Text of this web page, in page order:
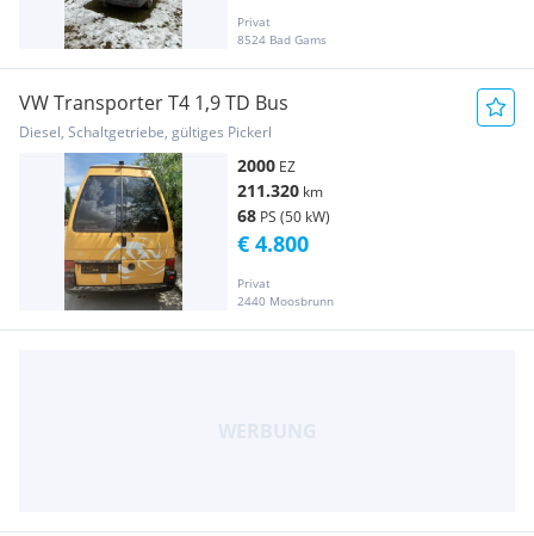
Privat
8524 Bad Gams
VW Transporter T4 1,9 TD Bus
Diesel, Schaltgetriebe, gültiges Pickerl
2000 EZ
211.320 km
68 PS (50 kW)
Privat
2440 Moosbrunn
€ 4.800